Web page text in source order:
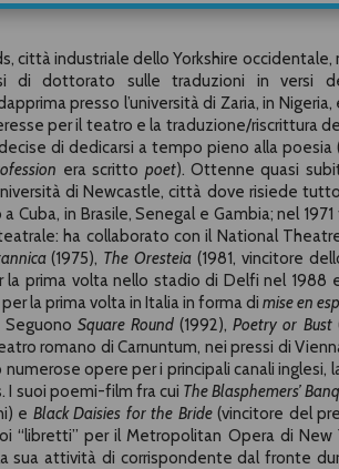
città industriale dello Yorkshire occidentale,
di dottorato sulle traduzioni in versi
presso l’università di Zaria, in
per il teatro e la traduzione/riscrittura
di dedicarsi a tempo pieno alla
era scritto poet). Ottenne quasi
di Newcastle, città dove risiede
Cuba, in Brasile, Senegal e Gambia; nel
ha collaborato con il National
(1975), The Oresteia (1981, vincitore
la prima volta nello stadio di Delfi nel 1988
la prima volta in Italia in forma di mise en
Square Round(1992), Poetry or Bust
romano di Carnuntum, nei pressi di
opere per i principali canali inglesi, la
I suoi poemi-film fra cui The Blasphemers’
e Black Daisies for the Bride(vincitore del
“libretti” per il Metropolitan Opera di New
sua attività di corrispondente dal fronte